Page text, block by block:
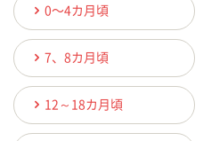
0〜4カ月頃
7、8カ月頃
12～18カ月頃